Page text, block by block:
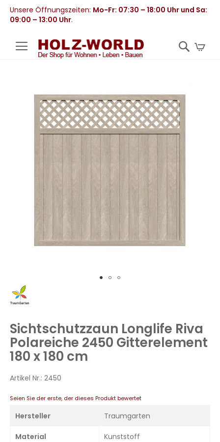
Unsere Öffnungszeiten: Mo-Fr: 07:30 – 18:00 Uhr und Sa:
09:00 – 13:00 Uhr.
Bildergalerie
Zum
Anfang
springen
Sichtschutzzaun Longlife Riva
Polareiche 2450 Gitterelement
180 x 180 cm
Artikel Nr.: 2450
Seien Sie der erste, der dieses Produkt bewertet
Hersteller Traumgarten
Material Kunststoff